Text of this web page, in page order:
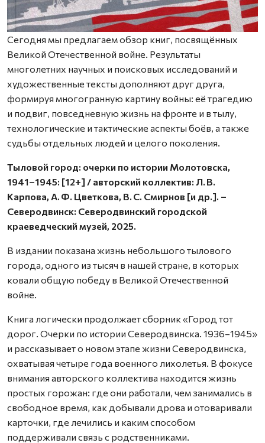
Сегодня мы предлагаем обзор книг, посвящённых
Великой Отечест­венной войне. Результаты
многолетних научных и поисковых исследований и
художественные тексты дополняют друг друга,
формируя многогранную картину войны: её трагедию
и подвиг, пов­седневную жизнь на фронте и в тылу,
технологические и тактические аспекты боёв, а также
судьбы отдельных людей и целого поколения.
Тыловой город: очерки по истории Молотовска,
1941–1945: [12+] / авторский коллектив: Л. В.
Карпова, А. Ф. Цветкова, В. С. Смирнов [и др.]. –
Северодвинск: Северодвинский городской
краеведческий музей, 2025.
В издании показана жизнь небольшого тылового
города, одного из тысяч в нашей стране, в которых
ковали общую победу в Великой Отечественной
войне.
Книга логически продолжает сборник «Город тот
дорог. Очерки по истории Северодвинска. 1936–1945»
и рассказывает о новом этапе жизни Северодвинска,
охватывая четыре года военного лихолетья. В фокусе
внимания авторского коллектива находится жизнь
простых горожан: где они работали, чем занимались в
свободное время, как добывали дрова и отоваривали
карточки, где лечились и каким способом
поддерживали связь с родственниками.